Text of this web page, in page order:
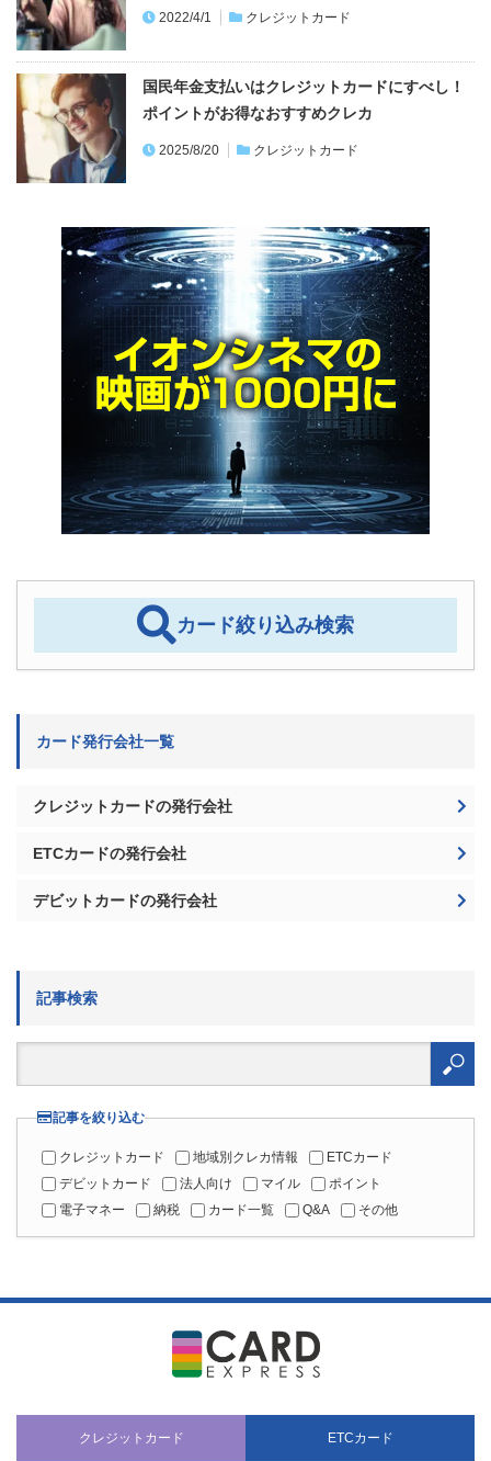
2022/4/1 クレジットカード
国民年金支払いはクレジットカードにすべし！
ポイントがお得なおすすめクレカ
2025/8/20 クレジットカード
カード絞り込み検索
カード発行会社一覧
クレジットカードの発行会社
ETCカードの発行会社
デビットカードの発行会社
記事検索
検
記事を絞り込む
クレジットカード 地域別クレカ情報
ETCカード
デビットカード
法人向け マイル
ポイント
電子マネー
納税 カード一覧 Q&A その他
クレジットカード ETCカード